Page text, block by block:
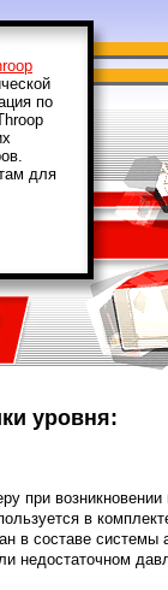
по
для
уровня:
в
в составе
недостаточном